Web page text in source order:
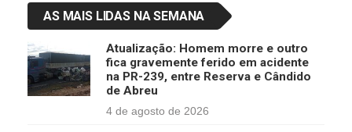
AS MAIS LIDAS NA SEMANA
Atualização: Homem morre e outro
fica gravemente ferido em acidente
na PR-239, entre Reserva e Cândido
de Abreu
4 de agosto de 2026